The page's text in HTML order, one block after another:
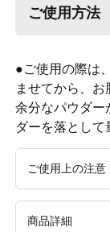
ご使用方法
●ご使用の際は
ませてから、
余分なパウダー
ダーを落として
ご使用上の注意
用は肌に負担を
商品詳細